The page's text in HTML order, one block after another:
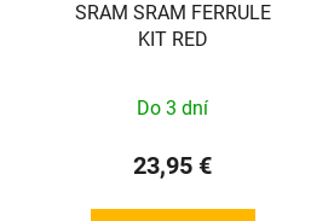
SRAM SRAM FERRULE
KIT RED
Do 3 dní
23,95 €